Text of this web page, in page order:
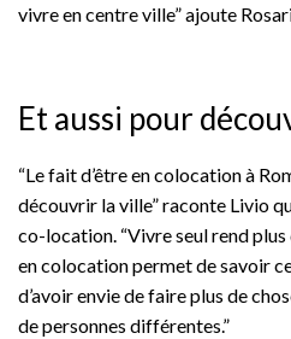
vivre en centre ville” ajoute
Et aussi pour
“Le fait d’être en colocation à
découvrir la ville” raconte Livio
co-location. “Vivre seul rend
en colocation permet de savoir
d’avoir envie de faire plus de
de personnes différentes.”